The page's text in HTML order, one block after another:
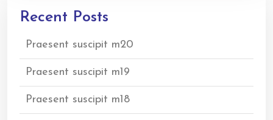
Recent Posts
Praesent suscipit m20
Praesent suscipit m19
Praesent suscipit m18